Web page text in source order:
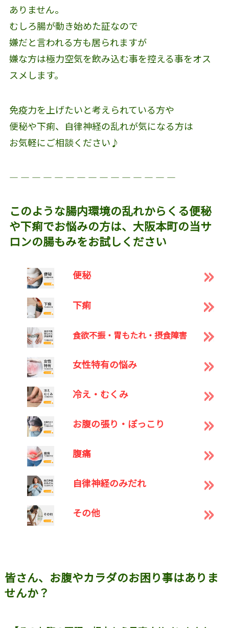
ありません。
むしろ腸が動き始めた証なので
嫌だと言われる方も居られますが
嫌な方は極力空気を飲み込む事を控える事をオス
スメします。
免疫力を上げたいと考えられている方や
便秘や下痢、自律神経の乱れが気になる方は
お気軽にご相談ください♪
― ― ― ― ― ― ― ― ― ― ― ― ― ― ―
このような腸内環境の乱れからくる便秘
や下痢でお悩みの方は、大阪本町の当サ
ロンの腸もみをお試しください
便秘
下痢
食欲不振・胃もたれ・摂食障害
女性特有の悩み
冷え・むくみ
お腹の張り・ぽっこり
腹痛
自律神経のみだれ
その他
皆さん、お腹やカラダのお困り事はありま
せんか？